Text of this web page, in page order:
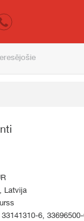
Latvija
6,